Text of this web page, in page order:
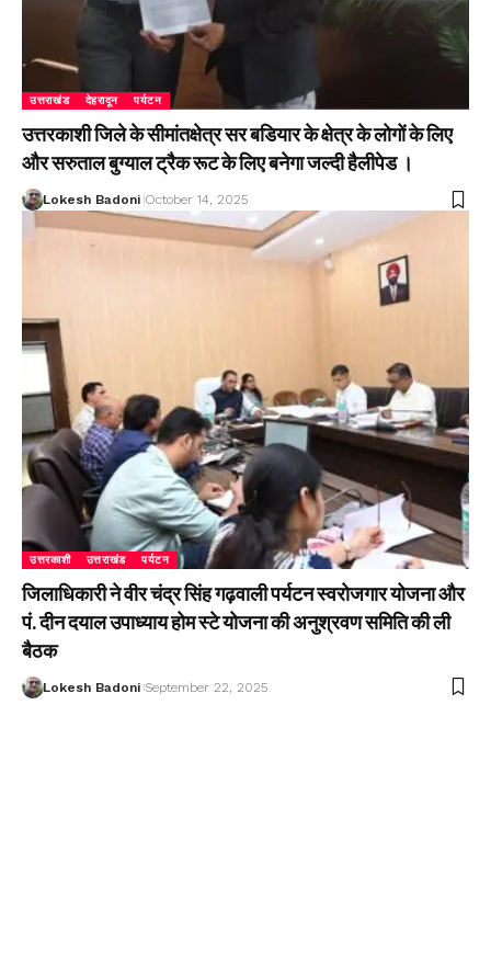
उत्तराखंड देहरादून पर्यटन
उत्तरकाशी जिले के सीमांतक्षेत्र सर बडियार के क्षेत्र के लोगों के लिए
और सरुताल बुग्याल ट्रैक रूट के लिए बनेगा जल्दी हैलीपेड ।
Lokesh Badoni October 14, 2025
उत्तरकाशी उत्तराखंड पर्यटन
जिलाधिकारी ने वीर चंद्र सिंह गढ़वाली पर्यटन स्वरोजगार योजना और
पं. दीन दयाल उपाध्याय होम स्टे योजना की अनुश्रवण समिति की ली
बैठक
Lokesh Badoni September 22, 2025